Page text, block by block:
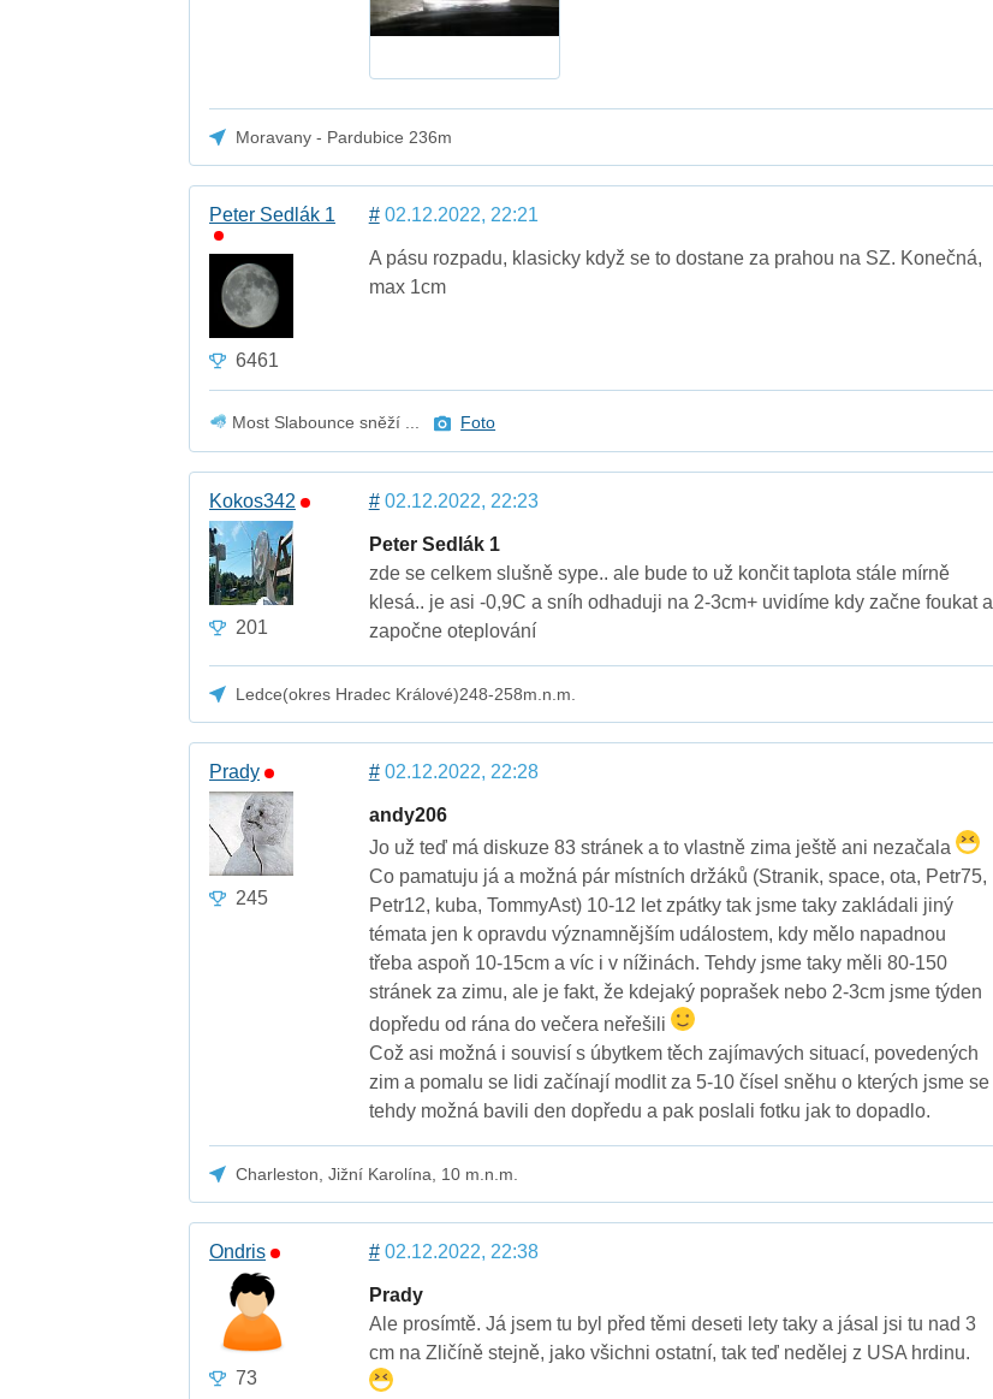
Moravany - Pardubice 236m
Peter Sedlák 1
6461
#02.12.2022, 22:21
A pásu rozpadu, klasicky když se to dostane za prahou na SZ. Konečná,
max 1cm
Most Slabounce sněží ... Foto
Kokos342
201
#02.12.2022, 22:23
Peter Sedlák 1
zde se celkem slušně sype.. ale bude to už končit taplota stále mírně
klesá.. je asi -0,9C a sníh odhaduji na 2-3cm+ uvidíme kdy začne foukat a
započne oteplování
Ledce(okres Hradec Králové)248-258m.n.m.
Prady
245
#02.12.2022, 22:28
andy206
Jo už teď má diskuze 83 stránek a to vlastně zima ještě ani nezačala
Co pamatuju já a možná pár místních držáků (Stranik, space, ota, Petr75,
Petr12, kuba, TommyAst) 10-12 let zpátky tak jsme taky zakládali jiný
témata jen k opravdu významnějším událostem, kdy mělo napadnou
třeba aspoň 10-15cm a víc i v nížinách. Tehdy jsme taky měli 80-150
stránek za zimu, ale je fakt, že kdejaký poprašek nebo 2-3cm jsme týden
dopředu od rána do večera neřešili
Což asi možná i souvisí s úbytkem těch zajímavých situací, povedených
zim a pomalu se lidi začínají modlit za 5-10 čísel sněhu o kterých jsme se
tehdy možná bavili den dopředu a pak poslali fotku jak to dopadlo.
Charleston, Jižní Karolína, 10 m.n.m.
Ondris
73
#02.12.2022, 22:38
Prady
Ale prosímtě. Já jsem tu byl před těmi deseti lety taky a jásal jsi tu nad 3
cm na Zličíně stejně, jako všichni ostatní, tak teď nedělej z USA hrdinu.